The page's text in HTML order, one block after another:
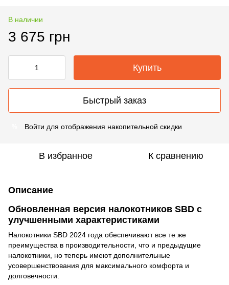
В наличии
3 675 грн
Купить
Быстрый заказ
Войти для отображения накопительной скидки
В избранное К сравнению
Описание
Обновленная версия налокотников SBD с
улучшенными характеристиками
Налокотники SBD 2024 года обеспечивают все те же
преимущества в производительности, что и предыдущие
налокотники, но теперь имеют дополнительные
усовершенствования для максимального комфорта и
долговечности.